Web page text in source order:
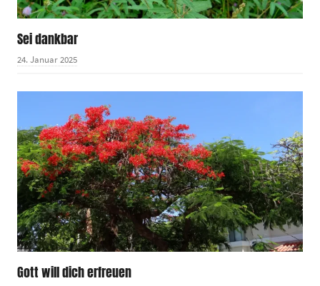
Sei dankbar
24. Januar 2025
Gott will dich erfreuen